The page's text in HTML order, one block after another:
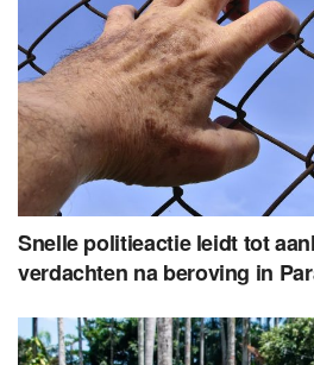
Snelle politieactie leidt tot
verdachten na beroving in